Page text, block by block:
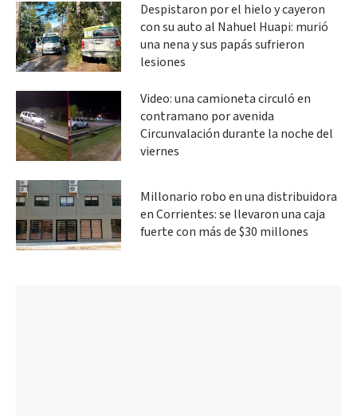
Despistaron por el hielo y cayeron
con su auto al Nahuel Huapi: murió
una nena y sus papás sufrieron
lesiones
Video: una camioneta circuló en
contramano por avenida
Circunvalación durante la noche del
viernes
Millonario robo en una distribuidora
en Corrientes: se llevaron una caja
fuerte con más de $30 millones